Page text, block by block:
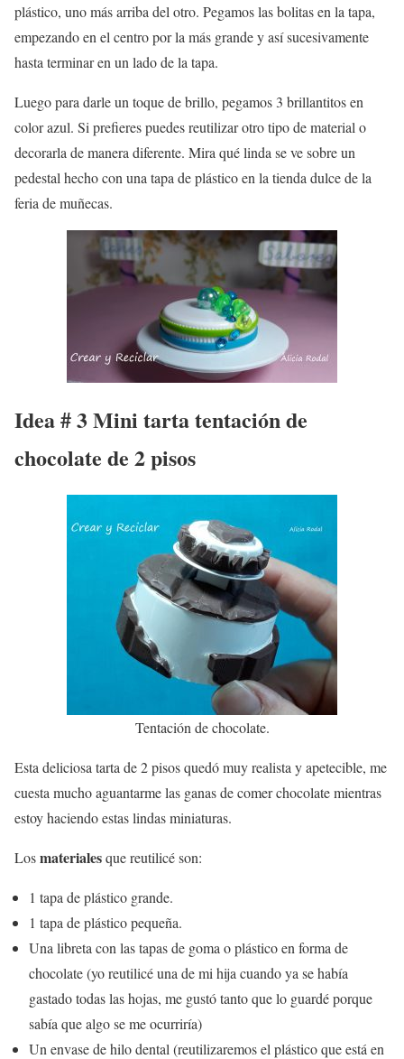
plástico, uno más arriba del otro. Pegamos las bolitas en la tapa,
empezando en el centro por la más grande y así sucesivamente
hasta terminar en un lado de la tapa.
Luego para darle un toque de brillo, pegamos 3 brillantitos en
color azul. Si prefieres puedes reutilizar otro tipo de material o
decorarla de manera diferente. Mira qué linda se ve sobre un
pedestal hecho con una tapa de plástico en la tienda dulce de la
feria de muñecas.
Idea # 3 Mini tarta tentación de
chocolate de 2 pisos
Tentación de chocolate.
Esta deliciosa tarta de 2 pisos quedó muy realista y apetecible, me
cuesta mucho aguantarme las ganas de comer chocolate mientras
estoy haciendo estas lindas miniaturas.
Losmaterialesque reutilicé son:
1 tapa de plástico grande.
1 tapa de plástico pequeña.
Una libreta con las tapas de goma o plástico en forma de
chocolate (yo reutilicé una de mi hija cuando ya se había
gastado todas las hojas, me gustó tanto que lo guardé porque
sabía que algo se me ocurriría)
Un envase de hilo dental (reutilizaremos el plástico que está en